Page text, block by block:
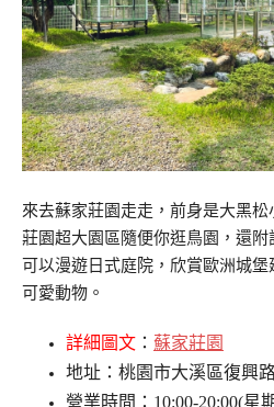
來去蘇家莊園走走，前身是大黑
莊園超大園區隨便你逛鳥園，還附
可以漫遊日式庭院，欣賞歐洲城
可愛動物。
詳細圖文 ： 蘇家莊園
地址：桃園市大溪區復興
營業時間：10:00-20:00(星